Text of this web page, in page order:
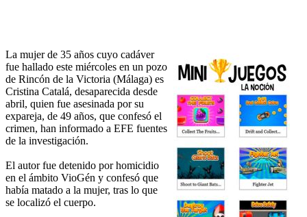
La mujer de 35 años cuyo cadáver
fue hallado este miércoles en un pozo
de Rincón de la Victoria (Málaga) es
Cristina Catalá, desaparecida desde
abril, quien fue asesinada por su
expareja, de 49 años, que confesó el
crimen, han informado a EFE fuentes
de la investigación.
El autor fue detenido por homicidio
en el ámbito VioGén y confesó que
había matado a la mujer, tras lo que
se localizó el cuerpo.